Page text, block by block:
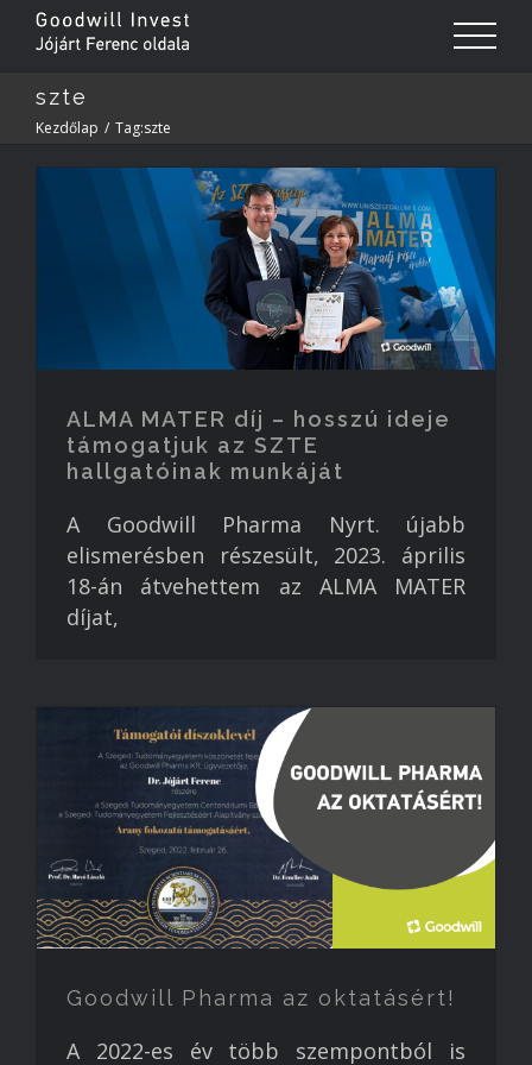
szte
Kezdőlap / Tag:szte
ALMA MATER díj – hosszú ideje
támogatjuk az SZTE
hallgatóinak munkáját
A Goodwill Pharma Nyrt. újabb
elismerésben részesült, 2023. április
18-án átvehettem az ALMA MATER
díjat,
Goodwill Pharma az oktatásért!
A 2022-es év több szempontból is